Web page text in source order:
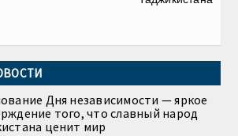
Дня независимости — яркое
того, что славный народ
ценит мир